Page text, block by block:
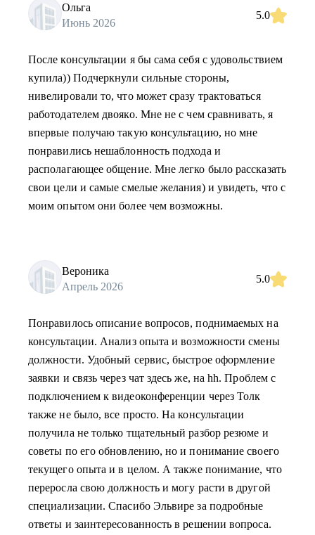
Ольга
Июнь 2026
5.0
После консультации я бы сама себя с удовольствием
купила)) Подчеркнули сильные стороны,
нивелировали то, что может сразу трактоваться
работодателем двояко. Мне не с чем сравнивать, я
впервые получаю такую консультацию, но мне
понравились нешаблонность подхода и
располагающее общение. Мне легко было рассказать
свои цели и самые смелые желания) и увидеть, что с
моим опытом они более чем возможны.
Вероника
Апрель 2026
5.0
Понравилось описание вопросов, поднимаемых на
консультации. Анализ опыта и возможности смены
должности. Удобный сервис, быстрое оформление
заявки и связь через чат здесь же, на hh. Проблем с
подключением к видеоконференции через Толк
также не было, все просто. На консультации
получила не только тщательный разбор резюме и
советы по его обновлению, но и понимание своего
текущего опыта и в целом. А также понимание, что
переросла свою должность и могу расти в другой
специализации. Спасибо Эльвире за подробные
ответы и заинтересованность в решении вопроса.